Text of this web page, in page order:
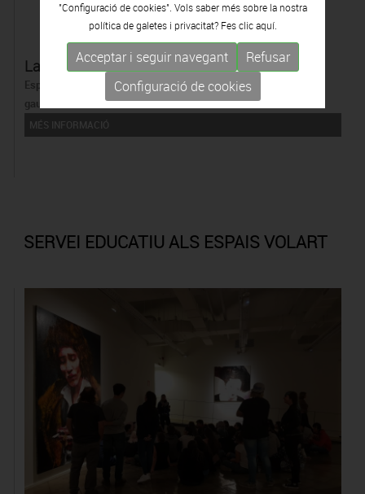
LaVilaCasasAlAula
Espai didàctic adreçat al professorat, del qual també en poden
gaudir les famílies i altres col·lectius.
MÉS INFORMACIÓ
SERVEI EDUCATIU ALS ESPAIS VOLART
"Configuració de cookies". Vols saber més sobre la nostra
política de galetes i privacitat? Fes clicaquí.
Acceptar i seguir navegant
Refusar
Configuració de cookies